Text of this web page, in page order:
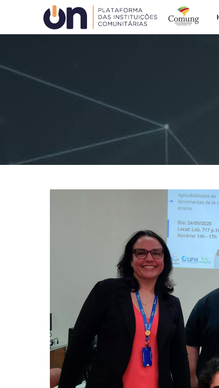
Plataforma ON ACAFE COMUNG